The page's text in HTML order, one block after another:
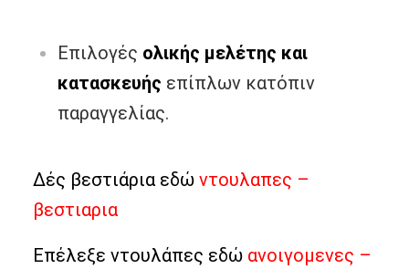
Επιλογές ολικής μελέτης και
κατασκευής επίπλων κατόπιν
παραγγελίας.
Δές βεστιάρια εδώντουλαπες –
βεστιαρια
Επέλεξε ντουλάπες εδώ ανοιγομενες –